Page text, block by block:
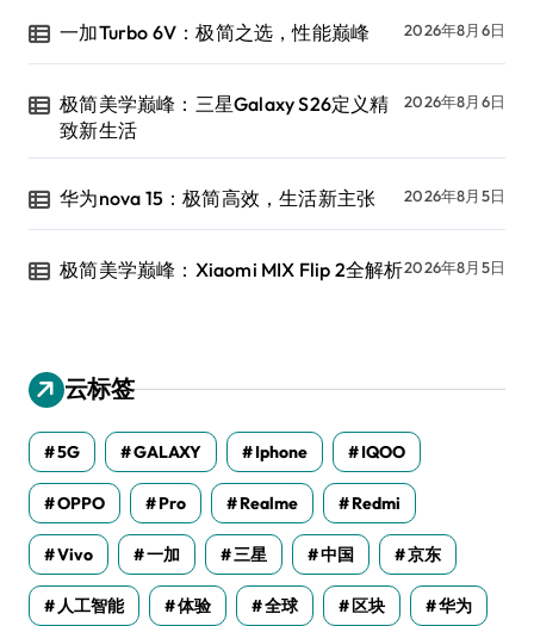
一加Turbo 6V：极简之选，性能巅峰 2026年8月6日
极简美学巅峰：三星Galaxy S26定义精
致新生活
2026年8月6日
华为nova 15：极简高效，生活新主张 2026年8月5日
极简美学巅峰：Xiaomi MIX Flip 2全解析2026年8月5日
云标签
5G GALAXY Iphone IQOO
OPPO Pro Realme Redmi
Vivo 一加 三星 中国 京东
人工智能 体验 全球 区块 华为